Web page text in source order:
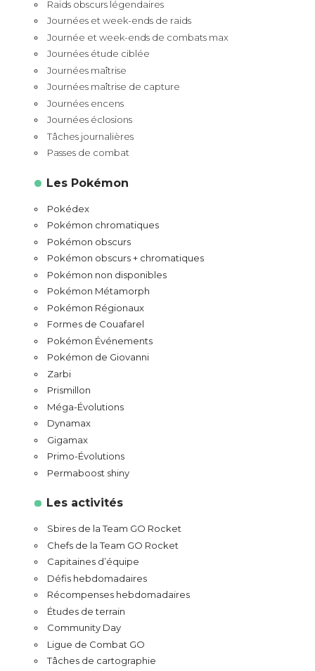
Raids obscurs légendaires
Journées et week-ends de raids
Journée et week-ends de combats max
Journées étude ciblée
Journées maîtrise
Journées maîtrise de capture
Journées encens
Journées éclosions
Tâches journalières
Passes de combat
Les Pokémon
Pokédex
Pokémon chromatiques
Pokémon obscurs
Pokémon obscurs + chromatiques
Pokémon non disponibles
Pokémon Métamorph
Pokémon Régionaux
Formes de Couafarel
Pokémon Événements
Pokémon de Giovanni
Zarbi
Prismillon
Méga-Évolutions
Dynamax
Gigamax
Primo-Évolutions
Permaboost shiny
Les activités
Sbires de la Team GO Rocket
Chefs de la Team GO Rocket
Capitaines d’équipe
Défis hebdomadaires
Récompenses hebdomadaires
Études de terrain
Community Day
Ligue de Combat GO
Tâches de cartographie